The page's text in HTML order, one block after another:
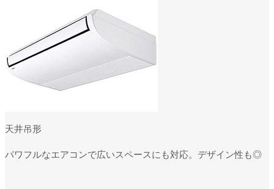
天井吊形
パワフルなエアコンで広いスペースにも対応。デザイン性も◎